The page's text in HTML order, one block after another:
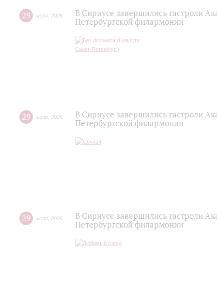
29 июля 2026
В Сириусе завершились гастроли
Петербургской филармонии
29 июля 2026
В Сириусе завершились гастроли
Петербургской филармонии
29 июля 2026
В Сириусе завершились гастроли
Петербургской филармонии